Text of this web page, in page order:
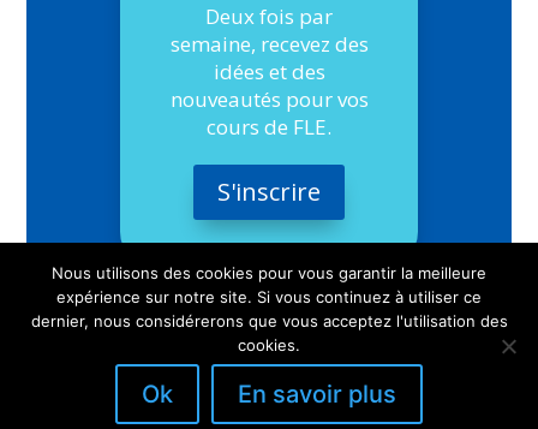
Deux fois par
semaine, recevez des
idées et des
nouveautés pour vos
cours de FLE.
S'inscrire
Nous utilisons des cookies pour vous garantir la meilleure
expérience sur notre site. Si vous continuez à utiliser ce
dernier, nous considérerons que vous acceptez l'utilisation des
cookies.
Ok En savoir plus